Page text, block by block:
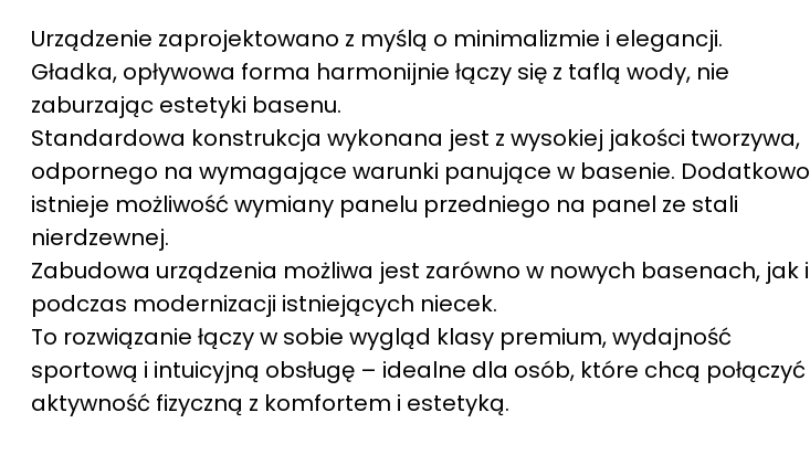
Urządzenie zaprojektowano z myślą o minimalizmie i elegancji.
Gładka, opływowa forma harmonijnie łączy się z taflą wody, nie
zaburzając estetyki basenu.
Standardowa konstrukcja wykonana jest z wysokiej jakości tworzywa,
odpornego na wymagające warunki panujące w basenie. Dodatkowo
istnieje możliwość wymiany panelu przedniego na panel ze stali
nierdzewnej.
Zabudowa urządzenia możliwa jest zarówno w nowych basenach, jak i
podczas modernizacji istniejących niecek.
To rozwiązanie łączy w sobie wygląd klasy premium, wydajność
sportową i intuicyjną obsługę – idealne dla osób, które chcą połączyć
aktywność fizyczną z komfortem i estetyką.